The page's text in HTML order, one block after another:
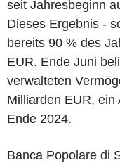
seit Jahresbeginn
Dieses Ergebnis -
bereits 90 % des
EUR. Ende Juni
verwalteten
Milliarden EUR,
Ende 2024.
Banca Popolare di